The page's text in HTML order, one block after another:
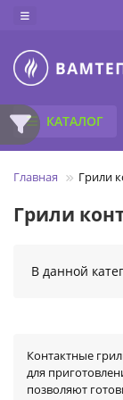
КАТАЛОГ
Главная Грили
Грили
В данной
Контактные
для
позволяют